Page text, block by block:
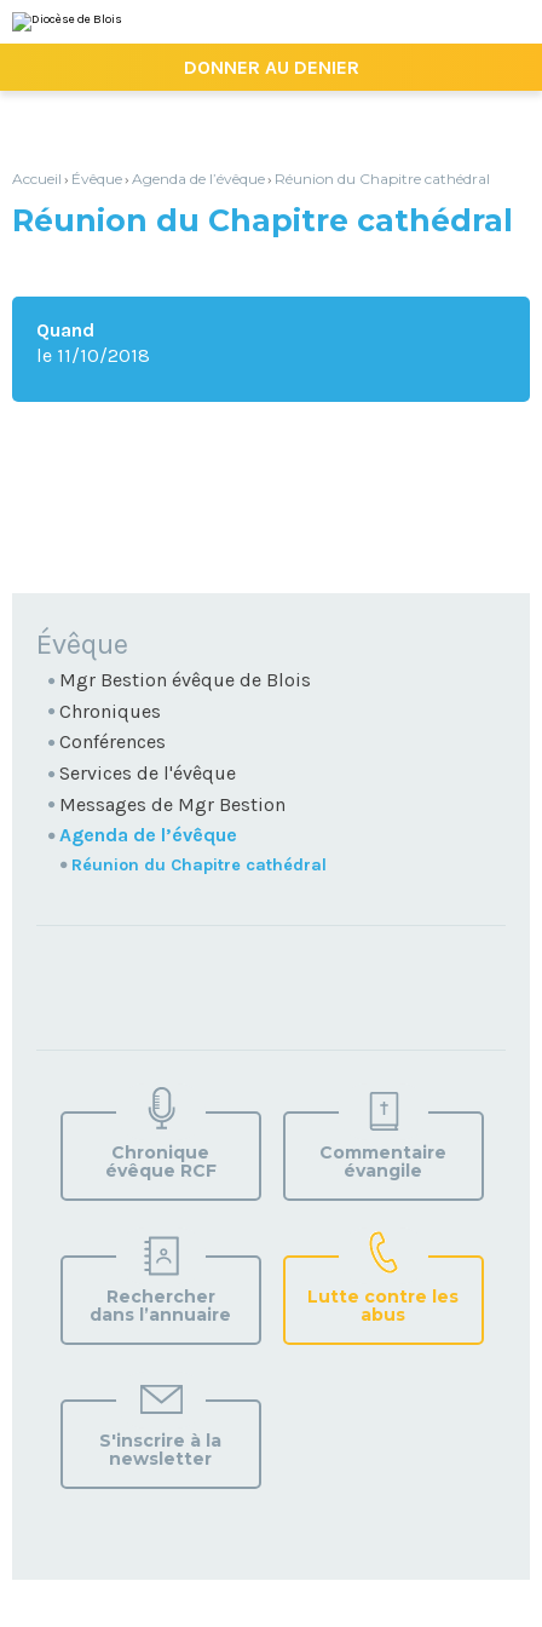
au
contenu.
la
personnels
DONNER AU DENIER
Accueil › Évêque› Agenda de l’évêque› Réunion du Chapitre cathédral
Réunion du Chapitre cathédral
Quand
le 11/10/2018
NAVIGATION
Évêque
Mgr Bestion évêque de Blois
Chroniques
Conférences
Services de l'évêque
Messages de Mgr Bestion
Agenda de l’évêque
Réunion du Chapitre cathédral
VOTRE
PAROISSE
Chronique
évêque RCF
Commentaire
évangile
Rechercher
dans l’annuaire
Lutte contre les
abus
S'inscrire à la
newsletter